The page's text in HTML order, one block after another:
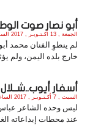
أبو نصار صوت
الجمعة , 13 أكـتـوبـر , 2017 الساعة 6:20:23 PM
لم ينطوِ الفنان محمد
خارج بلده اليمن، ولم
أسفار أيوب..شــلال
السبت , 7 أكـتـوبـر , 2017 الساعة 5:19:38 PM
ليس وحده الشاعر
عند محطات إبداعاته